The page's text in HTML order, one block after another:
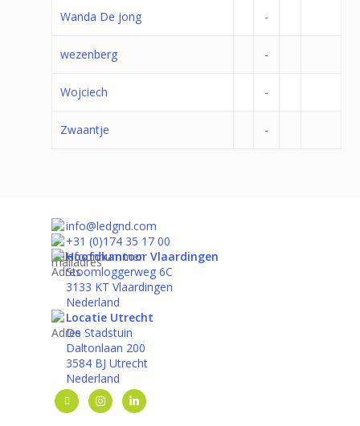
Wanda De jong -
wezenberg -
Wojciech -
Zwaantje -
info@ledgnd.com
+31 (0)174 35 17 00
Hoofdkantoor Vlaardingen
Stoomloggerweg 6C
3133 KT Vlaardingen
Nederland
Locatie Utrecht
De Stadstuin
Daltonlaan 200
3584 BJ Utrecht
Nederland
facebookinstagram
linkedin